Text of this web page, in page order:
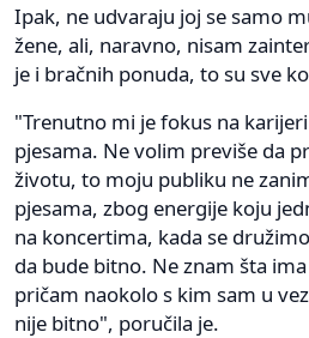
Ipak, ne udvaraju joj se samo
žene, ali, naravno, nisam
je i bračnih ponuda, to su sve
"Trenutno mi je fokus na
pjesama. Ne volim previše da
životu, to moju publiku ne
pjesama, zbog energije koju
na koncertima, kada se
da bude bitno. Ne znam šta
pričam naokolo s kim sam u
nije bitno", poručila je.